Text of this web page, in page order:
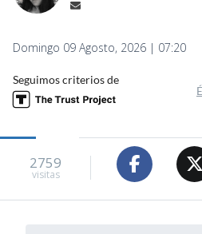
Domingo 09 Agosto, 2026 | 07:20
Seguimos criterios de
2759
visitas